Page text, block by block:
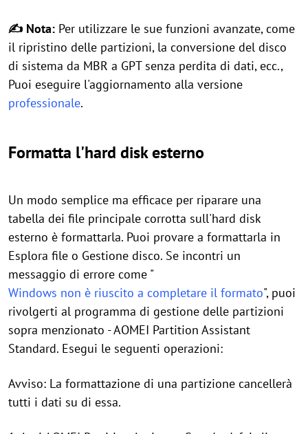
✍ Nota: Per utilizzare le sue funzioni avanzate, come
il ripristino delle partizioni, la conversione del disco
di sistema da MBR a GPT senza perdita di dati, ecc.,
Puoi eseguire l'aggiornamento alla versione
professionale.
Formatta l'hard disk esterno
Un modo semplice ma efficace per riparare una
tabella dei file principale corrotta sull'hard disk
esterno è formattarla. Puoi provare a formattarla in
Esplora file o Gestione disco. Se incontri un
messaggio di errore come "
Windows non è riuscito a completare il formato", puoi
rivolgerti al programma di gestione delle partizioni
sopra menzionato - AOMEI Partition Assistant
Standard. Esegui le seguenti operazioni:
Avviso: La formattazione di una partizione cancellerà
tutti i dati su di essa.